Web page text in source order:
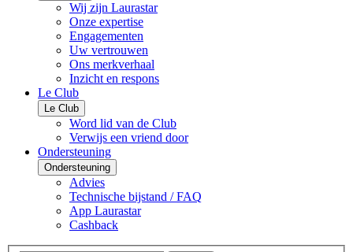
Wij zijn Laurastar
Onze expertise
Engagementen
Uw vertrouwen
Ons merkverhaal
Inzicht en respons
Le Club
Le Club
Word lid van de Club
Verwijs een vriend door
Ondersteuning
Ondersteuning
Advies
Technische bijstand / FAQ
App Laurastar
Cashback